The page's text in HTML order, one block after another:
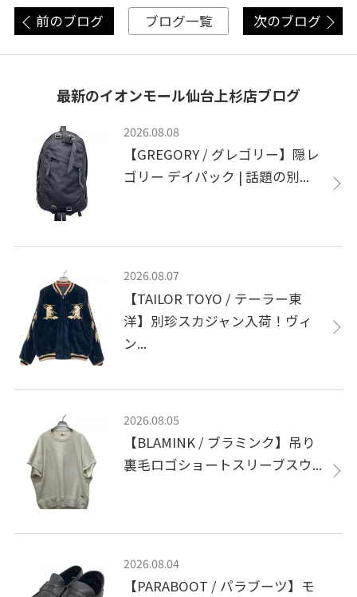
前のブログ ブログ一覧 次のブログ
最新のイオンモール仙台上杉店ブログ
2026.08.08
【GREGORY / グレゴリー】隠レ
ゴリー デイパック | 話題の別...
2026.08.07
【TAILOR TOYO / テーラー東
洋】別珍スカジャン入荷！ヴィ
ン...
2026.08.05
【BLAMINK / ブラミンク】吊り
裏毛ロゴショートスリーブスウ...
2026.08.04
【PARABOOT / パラブーツ】モ